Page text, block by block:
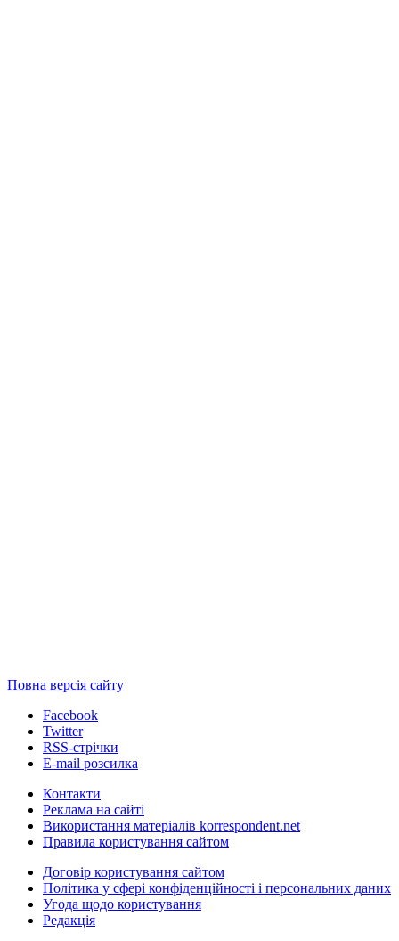
Повна версія сайту
Facebook
Twitter
RSS-стрічки
E-mail розсилка
Контакти
Реклама на сайті
Використання матеріалів korrespondent.net
Правила користування сайтом
Договір користування сайтом
Політика у сфері конфіденційності і персональних даних
Угода щодо користування
Редакція